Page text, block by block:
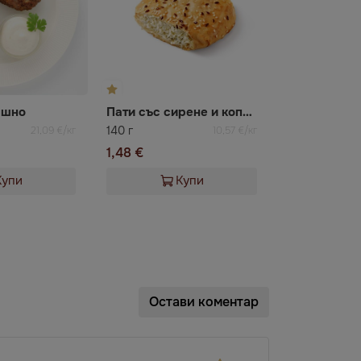
21,09 €/кг
Пати със сирене и копър
140 г 10,57 €/кг
1,48 €
Купи
Остави коментар